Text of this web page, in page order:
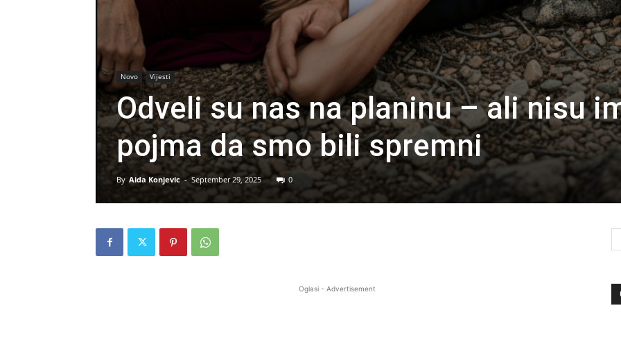
Novo Vijesti
Odveli su nas na planinu – ali nisu
pojma da smo bili spremni
By Aida Konjevic - September 29, 2025 0
Oglasi - Advertisement